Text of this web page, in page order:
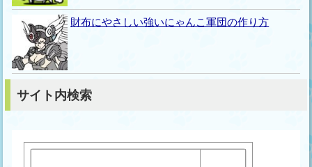
財布にやさしい強いにゃんこ軍団の作り方
サイト内検索